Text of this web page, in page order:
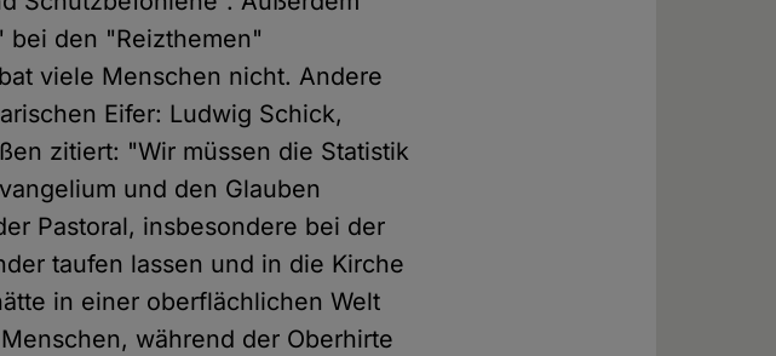
den "Reizthemen"
viele Menschen nicht. Andere
Eifer: Ludwig Schick,
zitiert: "Wir müssen die Statistik
und den Glauben
Pastoral, insbesondere bei der
taufen lassen und in die Kirche
in einer oberflächlichen Welt
während der Oberhirte